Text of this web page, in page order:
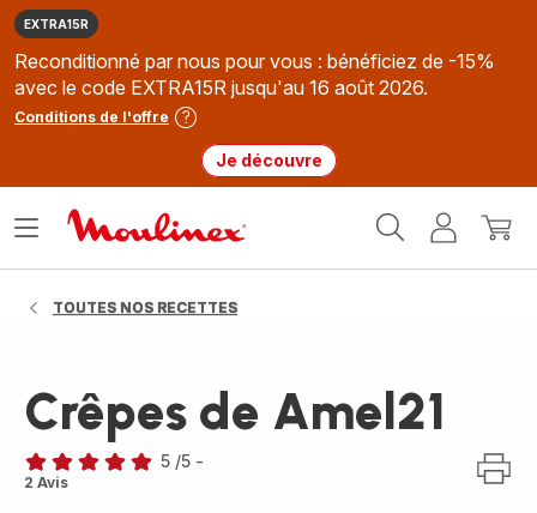
EXTRA15R
Reconditionné par nous pour vous : bénéficiez de -15%
avec le code EXTRA15R jusqu'au 16 août 2026.
Conditions de l'offre
Je découvre
MonMon
Ouvrir
TOUTES NOS RECETTES
Crêpes de Amel21
Avis
5 /5 -
2 Avis